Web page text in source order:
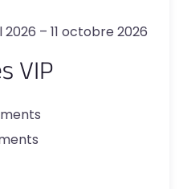
– 11 octobre 2026
VIP